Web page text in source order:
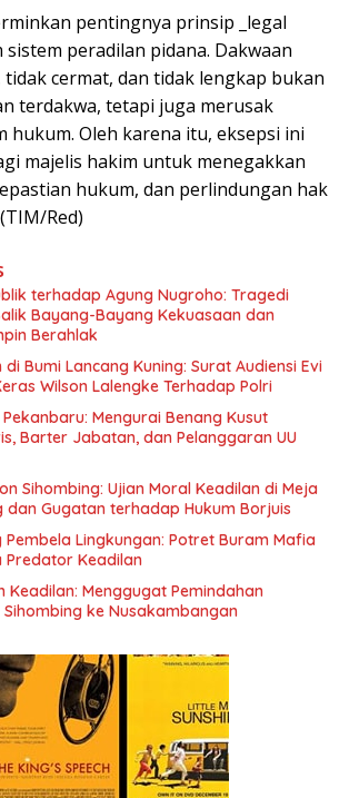
pentingnya prinsip _legal
sistem peradilan pidana. Dakwaan
tidak cermat, dan tidak lengkap bukan
terdakwa, tetapi juga merusak
hukum. Oleh karena itu, eksepsi ini
majelis hakim untuk menegakkan
hukum, dan perlindungan hak
Red)
terhadap Agung Nugroho: Tragedi
Bayang-Bayang Kekuasaan dan
Berahlak
Bumi Lancang Kuning: Surat Audiensi Evi
Wilson Lalengke Terhadap Polri
Mengurai Benang Kusut
Barter Jabatan, dan Pelanggaran UU
Sihombing: Ujian Moral Keadilan di Meja
dan Gugatan terhadap Hukum Borjuis
Pembela Lingkungan: Potret Buram Mafia
Predator Keadilan
Keadilan: Menggugat Pemindahan
Sihombing ke Nusakambangan